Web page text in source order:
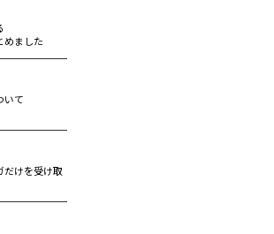
めました
いて
だけを受け取